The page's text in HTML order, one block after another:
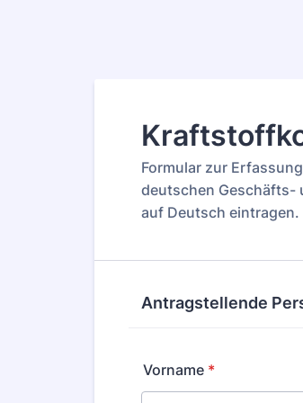
Formular zur
deutschen Geschäfts-
auf Deutsch eintragen.
Antragstellende
Vorname *